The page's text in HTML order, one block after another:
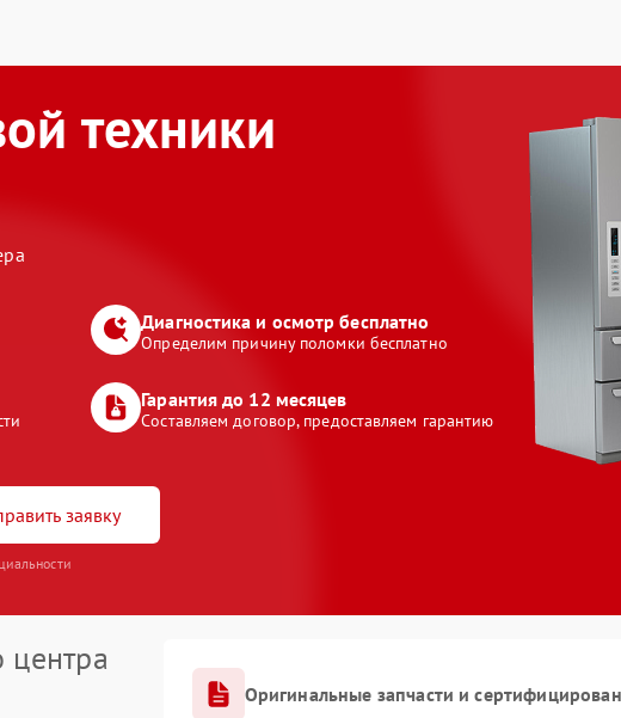
техники
Диагностика и осмотр бесплатно
Определим причину поломки бесплатно
Гарантия до 12 месяцев
Составляем договор, предоставляем гарантию
заявку
центра
Оригинальные запчасти и